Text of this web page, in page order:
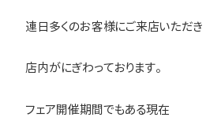
連日多くのお客様にご来店いただき
店内がにぎわっております。
フェア開催期間でもある現在